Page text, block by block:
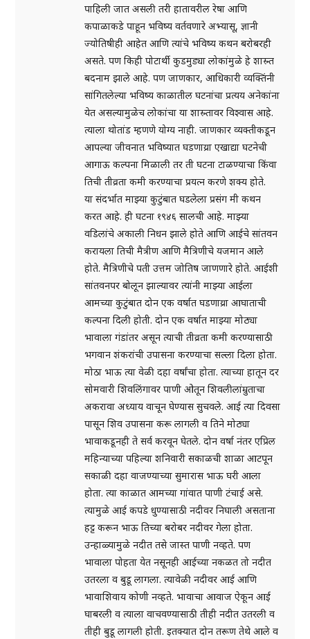
पाहिली जात असली तरी हातावरील रेषा आणि
कपाळाकडे पाहून भविष्य वर्तवणारे अभ्यासू, ज्ञानी
ज्योतिषीही आहेत आणि त्यांचे भविष्य कथन बरोबरही
असते. पण किही पोटार्थी कुडमुड्या लोकांमुळे हे शास्र्त
बदनाम झाले आहे. पण जाणकार, आधिकारी व्यक्तिंनी
सांगितलेल्या भविष्य काळातील घटनांचा प्रत्यय अनेकांना
येत असल्यामुळेच लोकांचा या शास्र्तावर विश्वास आहे.
त्याला थोतांड म्हणणे योग्य नाही. जाणकार व्यक्तीकडून
आपल्या जीवनात भविष्यात घडणाय्रा एखाद्या घटनेची
आगाऊ कल्पना मिळाली तर ती घटना टाळण्याचा किंवा
तिची तीव्रता कमी करण्याचा प्रयत्न करणे शक्य होते.
या संदर्भात माझ्या कुटुंबात घडलेला प्रसंग मी कथन
करत आहे. ही घटना १९४६ सालची आहे. माझ्या
वडिलांचे अकाली निधन झाले होते आणि आईचे सांतवन
करायला तिची मैत्रीण आणि मैत्रिणीचे यजमान आले
होते. मैत्रिणीचे पती उत्तम जोतिष जाणणारे होते. आईशी
सांतवनपर बोलून झाल्यावर त्यांनी माझ्या आईला
आमच्या कुटुंबात दोन एक वर्षात घडणाय्रा आघाताची
कल्पना दिली होती. दोन एक वर्षात माझ्या मोठ्या
भावाला गंडांतर असून त्याची तीव्रता कमी करण्यासाठी
भगवान शंकरांची उपासना करण्याचा सल्ला दिला होता.
मोठा भाऊ त्या वेळी दहा वर्षांचा होता. त्याच्या हातून दर
सोमवारी शिवलिंगावर पाणी ओतून शिवलीलांम्रुताचा
अकरावा अध्याय वाचून घेण्यास सुचवले. आई त्या दिवसा
पासून शिव उपासना करू लागली व तिने मोठ्या
भावाकडूनही ते सर्व करवून घेतले. दोन वर्षा नंतर एप्रिल
महिन्याच्या पहिल्या शनिवारी सकाळची शाळा आटपून
सकाळी दहा वाजण्याच्या सुमारास भाऊ घरी आला
होता. त्या काळात आमच्या गांवात पाणी टंचाई असे.
त्यामुळे आई कपडे धुण्यासाठी नदीवर निघाली असताना
हट्ट करून भाऊ तिच्या बरोबर नदीवर गेला होता.
उन्हाळ्यामुळे नदीत तसे जास्त पाणी नव्हते. पण
भावाला पोहता येत नसूनही आईच्या नकळत तो नदीत
उतरला व बुडू लागला. त्यावेळी नदीवर आई आणि
भावाशिवाय कोणी नव्हते. भावाचा आवाज ऐकून आई
घाबरली व त्याला वाचवण्यासाठी तीही नदीत उतरली व
तीही बुडू लागली होती. इतक्यात दोन तरूण तेथे आले व